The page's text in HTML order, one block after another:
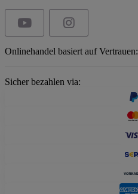
Onlinehandel basiert auf Vertrauen:
Sicher bezahlen via: